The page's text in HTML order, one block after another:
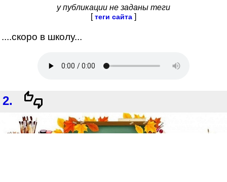
у публикации не заданы теги
[теги сайта ]
....скоро в школу...
2.